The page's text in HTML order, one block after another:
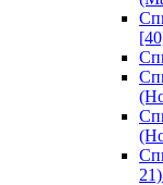
21)